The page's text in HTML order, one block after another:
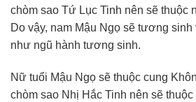
chòm sao Tứ Lục Tinh nên sẽ thuộc
Do vậy, nam Mậu Ngọ sẽ tương
như ngũ hành tương sinh.
Nữ tuổi Mậu Ngọ sẽ thuộc cung
chòm sao Nhị Hắc Tinh nên sẽ